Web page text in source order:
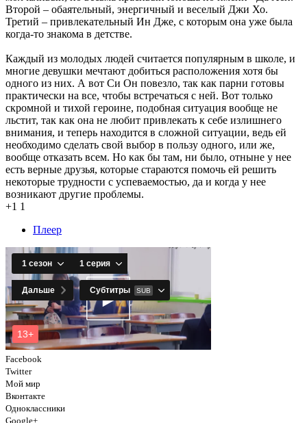
Второй – обаятельный, энергичный и веселый Джи Хо.
Третий – привлекательный Ин Дже, с которым она уже была
когда-то знакома в детстве.
Каждый из молодых людей считается популярным в школе, и
многие девушки мечтают добиться расположения хотя бы
одного из них. А вот Си Он повезло, так как парни готовы
практически на все, чтобы встречаться с ней. Вот только
скромной и тихой героине, подобная ситуация вообще не
льстит, так как она не любит привлекать к себе излишнего
внимания, и теперь находится в сложной ситуации, ведь ей
необходимо сделать свой выбор в пользу одного, или же,
вообще отказать всем. Но как бы там, ни было, отныне у нее
есть верные друзья, которые стараются помочь ей решить
некоторые трудности с успеваемостью, да и когда у нее
возникают другие проблемы.
+1 1
Плеер
Facebook
Twitter
Мой мир
Вконтакте
Одноклассники
Google+